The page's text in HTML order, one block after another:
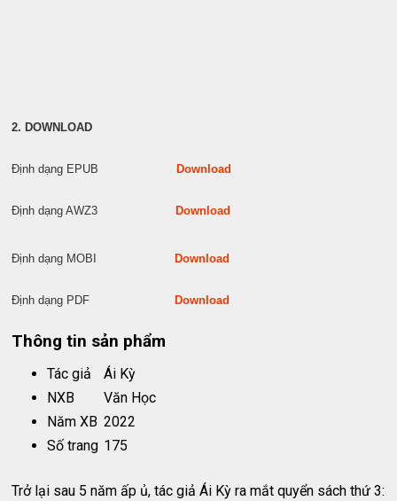
2. DOWNLOAD
Định dạng EPUB Download
Định dạng AWZ3 Download
Định dạng MOBI Download
Định dạng PDF Download
Thông tin sản phẩm
Tác giả
Ái Kỳ
NXB
Văn Học
Năm XB 2022
Số trang 175
Trở lại sau 5 năm ấp ủ, tác giả Ái Kỳ ra mắt quyển sách thứ 3: